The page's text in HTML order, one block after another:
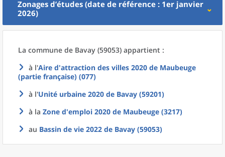
Zonages d’études (date de référence : 1er janvier
2026)
La commune de Bavay (59053) appartient :
à l'Aire d'attraction des villes 2020 de Maubeuge
(partie française) (077)
à l'Unité urbaine 2020 de Bavay (59201)
à la Zone d'emploi 2020 de Maubeuge (3217)
au Bassin de vie 2022 de Bavay (59053)